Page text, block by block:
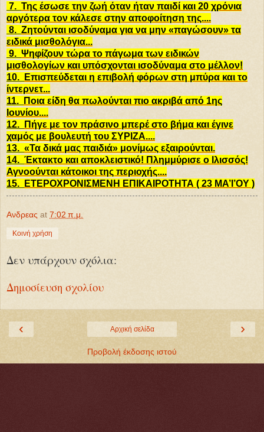
7. Της έσωσε την ζωή όταν ήταν παιδί και 20 χρόνια
αργότερα τον κάλεσε στην αποφοίτηση της....
8. Ζητούνται ισοδύναμα για να μην «παγώσουν» τα
ειδικά μισθολόγια...
9. Ψηφίζουν τώρα το πάγωμα των ειδικών
μισθολογίων και υπόσχονται ισοδύναμα στο μέλλον!
10.
Επισπεύδεται η επιβολή φόρων στη μπύρα και το
ίντερνετ...
11.
Ποια είδη θα πωλούνται πιο ακριβά από 1ης
Ιουνίου....
12.
Πήγε με τον πράσινο μπερέ στο βήμα και έγινε
χαμός με βουλευτή του ΣΥΡΙΖΑ....
13. «Τα δικά μας παιδιά» μονίμως εξαιρούνται.
14. Έκτακτο και αποκλειστικό! Πλημμύρισε ο Ιλισσός!
Αγνοούνται κάτοικοι της περιοχής....
15.
ΕΤΕΡΟΧΡΟΝΙΣΜΕΝΗ ΕΠΙΚΑΙΡΟΤΗΤΑ ( 23 ΜΑ’Ι’ΟΥ )
Ανδρεας at 7:02 π.μ.
Κοινή χρήση
Δεν υπάρχουν σχόλια:
Δημοσίευση σχολίου
‹ ›
Αρχική σελίδα
Προβολή έκδοσης ιστού